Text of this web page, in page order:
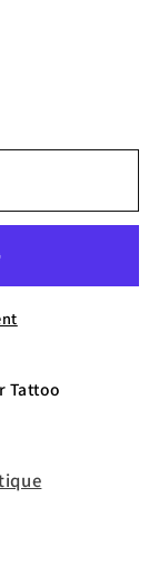
Tattoo